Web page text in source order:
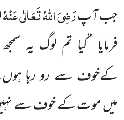
جب آپرَضِیَ اللہُ تَعَالٰی عَنْہُ
فرمایا ’’کیا تم لوگ یہ
کےخوف سے رو رہا
میںموت کے خوف سے نہیں